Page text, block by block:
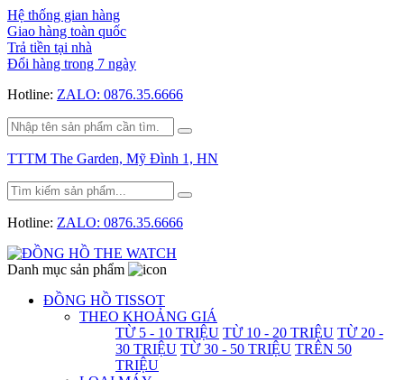
Hệ thống gian hàng
Giao hàng toàn quốc
Trả tiền tại nhà
Đổi hàng trong 7 ngày
Hotline: ZALO: 0876.35.6666
TTTM The Garden, Mỹ Đình 1, HN
Hotline: ZALO: 0876.35.6666
Danh mục sản phẩm
ĐỒNG HỒ TISSOT
THEO KHOẢNG GIÁ
TỪ 5 - 10 TRIỆU TỪ 10 - 20 TRIỆU TỪ 20 -
30 TRIỆU TỪ 30 - 50 TRIỆU TRÊN 50
TRIỆU